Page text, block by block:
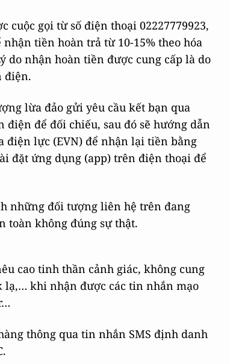
gọi từ số điện thoại 02227779923,
tiền hoàn trả từ 10-15% theo hóa
do nhận hoàn tiền được cung cấp là do
điện.
lừa đảo gửi yêu cầu kết bạn qua
để đối chiếu, sau đó sẽ hướng dẫn
điện lực (EVN) để nhận lại tiền bằng
đặt ứng dụng (app) trên điện thoại để
những đối tượng liên hệ trên đang
toàn không đúng sự thật.
cao tinh thần cảnh giác, không cung
lạ,… khi nhận được các tin nhắn mạo
thông qua tin nhắn SMS định danh